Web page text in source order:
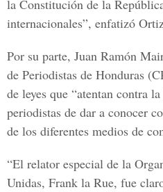
la Constitución de la
internacionales”, enfatizó
Por su parte, Juan Ramón
de Periodistas de Honduras
de leyes que “atentan contra
periodistas de dar a conocer
de los diferentes medios de
“El relator especial de la
Unidas, Frank la Rue, fue